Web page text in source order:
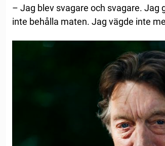
– Jag blev svagare och svagare.
inte behålla maten. Jag vägde inte